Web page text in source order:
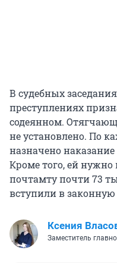
В судебных
преступлениях
содеянном.
не установлено. По
назначено наказание
Кроме того, ей нужно
почтамту почти 73
вступили в законную
Ксения
Заместитель